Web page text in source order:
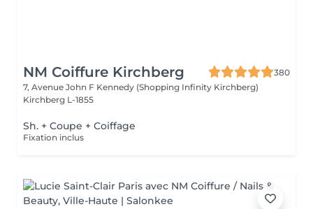
NM Coiffure Kirchberg
380
7, Avenue John F Kennedy (Shopping Infinity Kirchberg)
Kirchberg L-1855
Sh. + Coupe + Coiffage
Fixation inclus